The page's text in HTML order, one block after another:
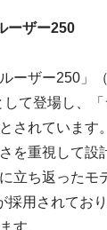
ーザー250
ーザー250」
て登場し、
されています
を重視して設
立ち返ったモ
採用されてお